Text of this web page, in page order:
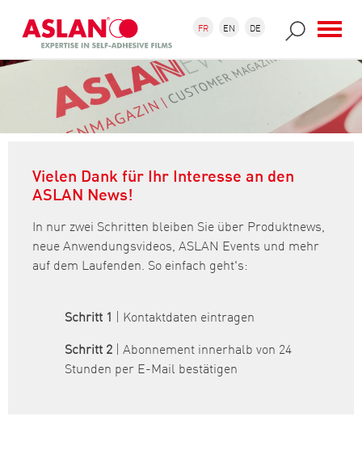
Formulaire de recherche
Recherche FR EN DE
Vielen Dank für Ihr Interesse an den
ASLAN News!
In nur zwei Schritten bleiben Sie über Produktnews,
neue Anwendungsvideos, ASLAN Events und mehr
auf dem Laufenden. So einfach geht's:
Schritt 1 | Kontaktdaten eintragen
Schritt 2 | Abonnement innerhalb von 24
Stunden per E-Mail bestätigen